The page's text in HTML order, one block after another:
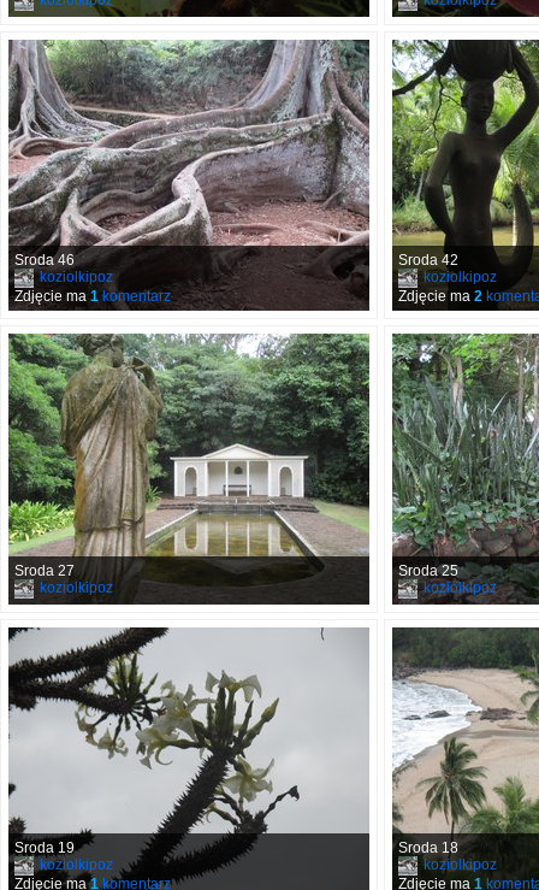
Sroda 46
koziolkipoz
Zdjęcie ma 1 komentarz
Sroda 42
koziolkipoz
Zdjęcie ma 2
Sroda 27
koziolkipoz
Sroda 25
koziolkipoz
Sroda 19
koziolkipoz
Zdjęcie ma1komentarz
Sroda 18
koziolkipoz
Zdjęcie ma 1